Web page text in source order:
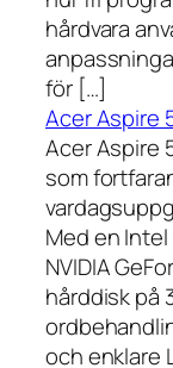
hårdvara
för […]
Acer Aspire
Acer Aspire
som
Med en
NVIDIA
hårddisk på
och enklare